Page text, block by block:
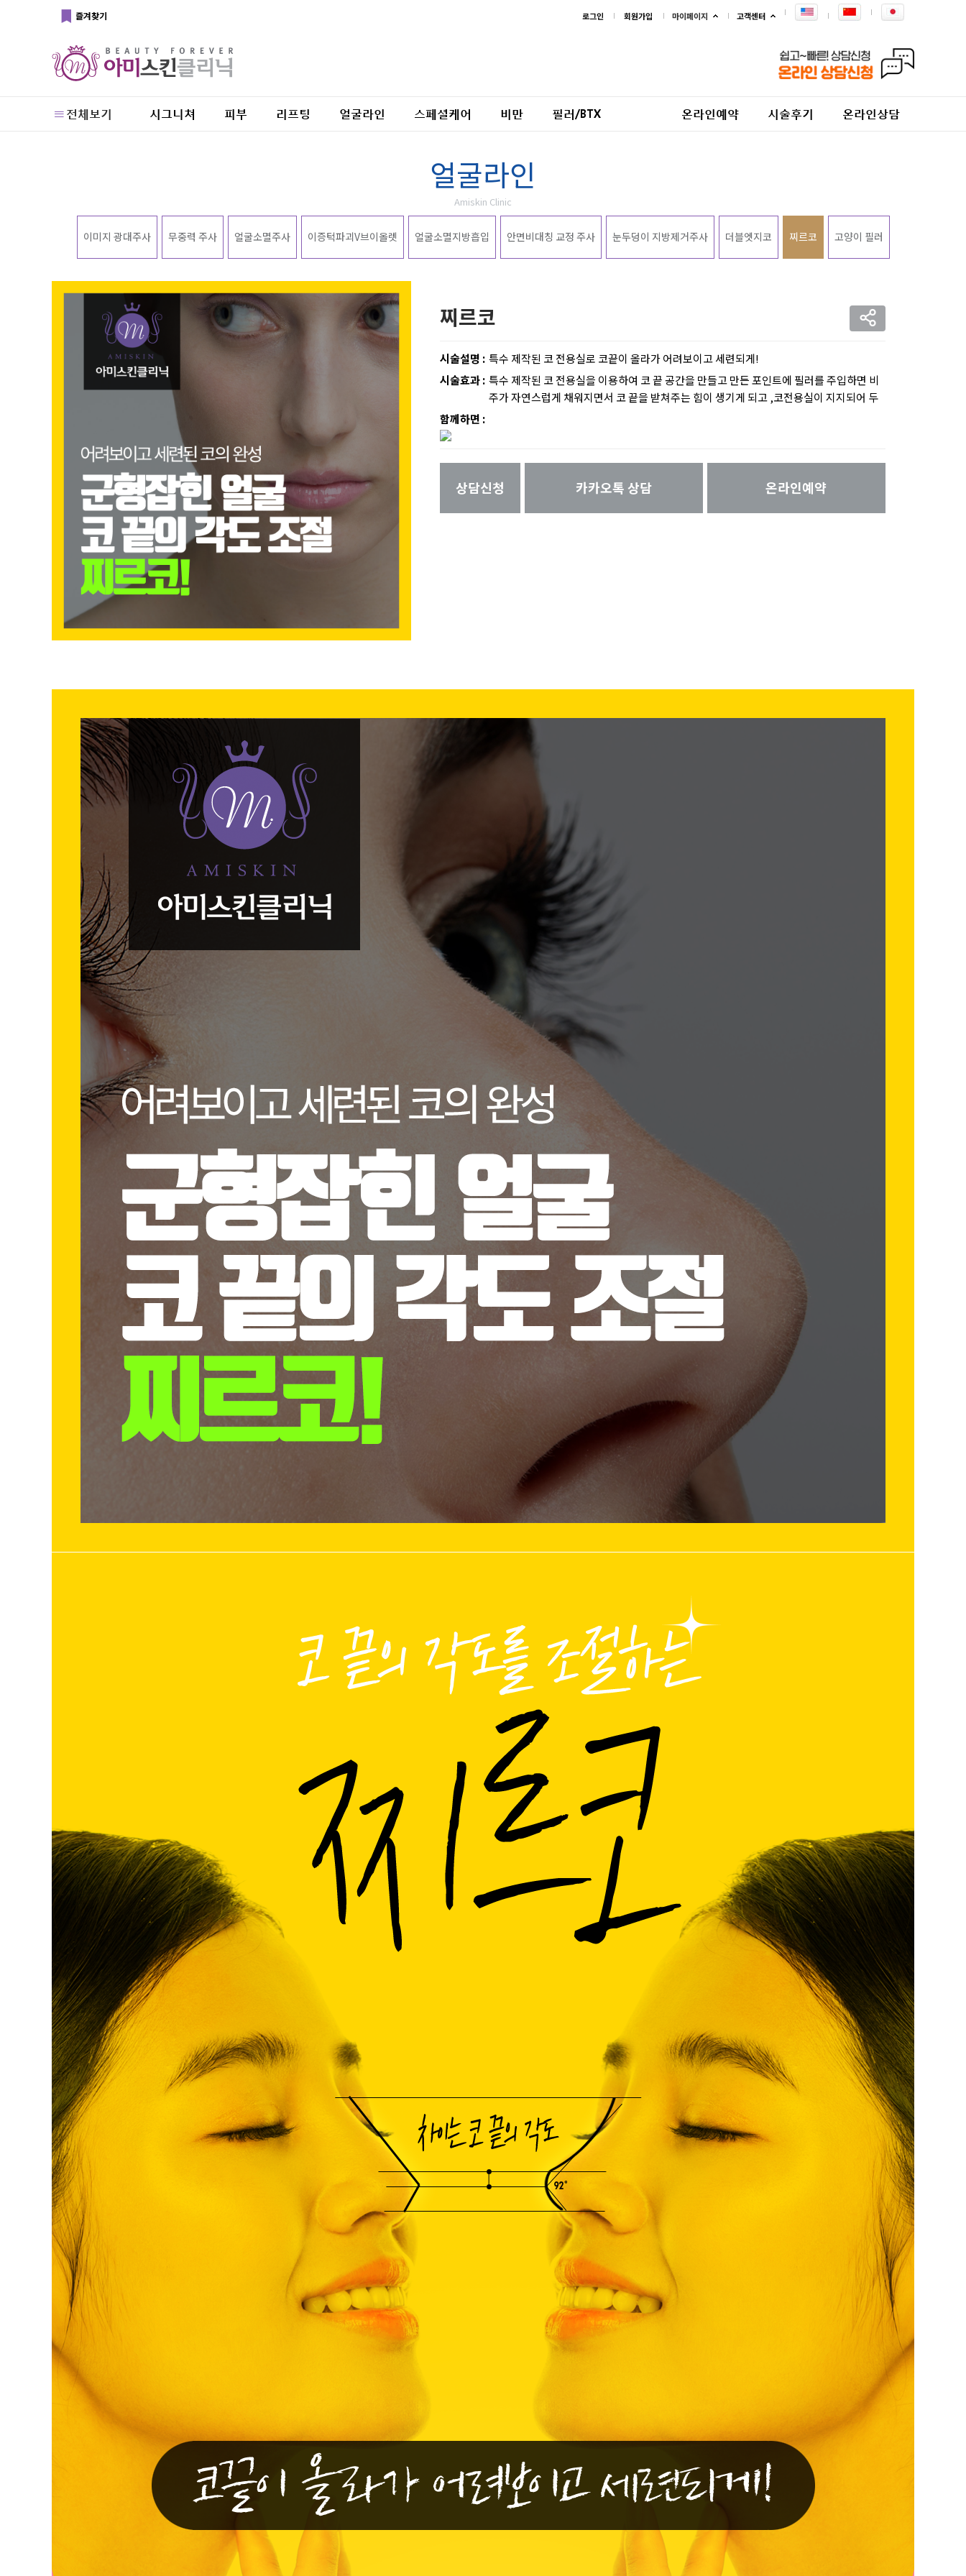
즐겨찾기 로그인 회원가입 마이페이지 고객센터
전체보기 시그니쳐 피부 리프팅 얼굴라인 스페셜케어 비만 필러/BTX 온라인예약 시술후기 온라인상담
얼굴라인
Amiskin Clinic
이미지 광대주사 무중력 주사 얼굴소멸주사 이증턱파괴V브이올렛 얼굴소멸지방흡입 안면비대칭 교정 주사 눈두덩이 지방제거주사 더블엣지코 찌르코 고양이 필러
찌르코
URL 복사하기
시술설명 : 특수 제작된 코 전용실로 코끝이 올라가 어려보이고 세련되게!
시술효과 : 특수 제작된 코 전용실을 이용하여 코 끝 공간을 만들고 만든 포인트에 필러를 주입하면 비
주가 자연스럽게 채워지면서 코 끝을 받쳐주는 힘이 생기게 되고 ,코전용실이 지지되어 두
함께하면 :
상담신청 카카오톡 상담 온라인예약